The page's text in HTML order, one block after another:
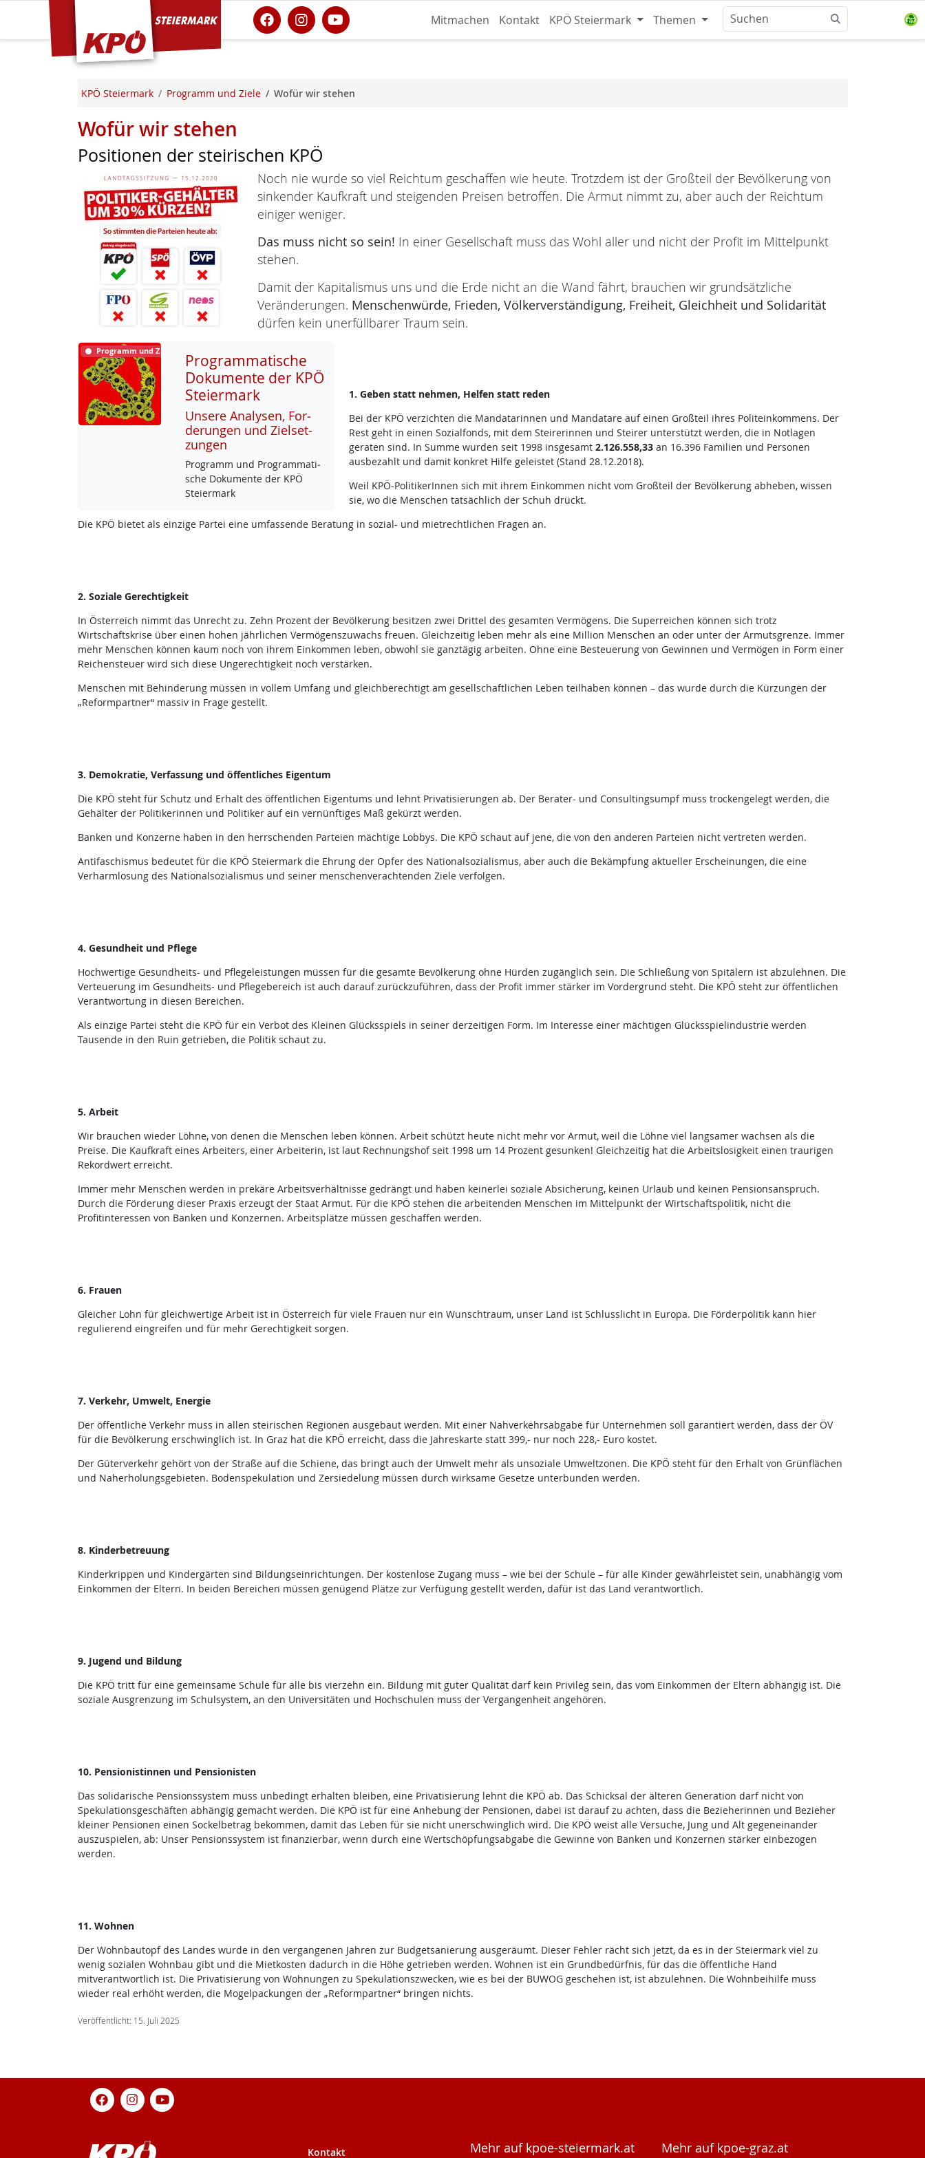
KPÖ Steiermark Mitmachen Kontakt KPÖ Steiermark Themen
KPÖ Steiermark Programm und Ziele Wofür wir stehen
Wofür wir stehen
Positionen der steirischen KPÖ
Noch nie wurde so viel Reichtum geschaffen wie heute. Trotzdem ist der Großteil der Bevölkerung von
sinkender Kaufkraft und steigenden Preisen betroffen. Die Armut nimmt zu, aber auch der Reichtum
einiger weniger.
Das muss nicht so sein! In einer Gesellschaft muss das Wohl aller und nicht der Profit im Mittelpunkt
stehen.
Damit der Kapitalismus uns und die Erde nicht an die Wand fährt, brauchen wir grundsätzliche
Veränderungen. Menschenwürde, Frieden, Völkerverständigung, Freiheit, Gleichheit und Solidarität
dürfen kein unerfüllbarer Traum sein.
Programm und Ziele
Programmatische
Dokumente der KPÖ
Steiermark
Un­se­re Ana­ly­sen, For­
de­run­gen und Ziel­set­
zun­gen
Pro­gramm und Pro­gram­ma­ti­
sche Do­ku­men­te der KPÖ
Stei­er­mark
1. Geben statt nehmen, Helfen statt reden
Bei der KPÖ verzichten die Mandatarinnen und Mandatare auf einen Großteil ihres Politeinkommens. Der
Rest geht in einen Sozialfonds, mit dem Steirerinnen und Steirer unterstützt werden, die in Notlagen
geraten sind. In Summe wurden seit 1998 insgesamt 2.126.558,33 an 16.396 Familien und Personen
ausbezahlt und damit konkret Hilfe geleistet (Stand 28.12.2018).
Weil KPÖ-PolitikerInnen sich mit ihrem Einkommen nicht vom Großteil der Bevölkerung abheben, wissen
sie, wo die Menschen tatsächlich der Schuh drückt.
Die KPÖ bietet als einzige Partei eine umfassende Beratung in sozial- und mietrechtlichen Fragen an.
2. Soziale Gerechtigkeit
In Österreich nimmt das Unrecht zu. Zehn Prozent der Bevölkerung besitzen zwei Drittel des gesamten Vermögens. Die Superreichen können sich trotz
Wirtschaftskrise über einen hohen jährlichen Vermögenszuwachs freuen. Gleichzeitig leben mehr als eine Million Menschen an oder unter der Armutsgrenze. Immer
mehr Menschen können kaum noch von ihrem Einkommen leben, obwohl sie ganztägig arbeiten. Ohne eine Besteuerung von Gewinnen und Vermögen in Form einer
Reichensteuer wird sich diese Ungerechtigkeit noch verstärken.
Menschen mit Behinderung müssen in vollem Umfang und gleichberechtigt am gesellschaftlichen Leben teilhaben können – das wurde durch die Kürzungen der
„Reformpartner“ massiv in Frage gestellt.
3. Demokratie, Verfassung und öffentliches Eigentum
Die KPÖ steht für Schutz und Erhalt des öffentlichen Eigentums und lehnt Privatisierungen ab. Der Berater- und Consultingsumpf muss trockengelegt werden, die
Gehälter der Politikerinnen und Politiker auf ein vernünftiges Maß gekürzt werden.
Banken und Konzerne haben in den herrschenden Parteien mächtige Lobbys. Die KPÖ schaut auf jene, die von den anderen Parteien nicht vertreten werden.
Antifaschismus bedeutet für die KPÖ Steiermark die Ehrung der Opfer des Nationalsozialismus, aber auch die Bekämpfung aktueller Erscheinungen, die eine
Verharmlosung des Nationalsozialismus und seiner menschenverachtenden Ziele verfolgen.
4. Gesundheit und Pflege
Hochwertige Gesundheits- und Pflegeleistungen müssen für die gesamte Bevölkerung ohne Hürden zugänglich sein. Die Schließung von Spitälern ist abzulehnen. Die
Verteuerung im Gesundheits- und Pflegebereich ist auch darauf zurückzuführen, dass der Profit immer stärker im Vordergrund steht. Die KPÖ steht zur öffentlichen
Verantwortung in diesen Bereichen.
Als einzige Partei steht die KPÖ für ein Verbot des Kleinen Glücksspiels in seiner derzeitigen Form. Im Interesse einer mächtigen Glücksspielindustrie werden
Tausende in den Ruin getrieben, die Politik schaut zu.
5. Arbeit
Wir brauchen wieder Löhne, von denen die Menschen leben können. Arbeit schützt heute nicht mehr vor Armut, weil die Löhne viel langsamer wachsen als die
Preise. Die Kaufkraft eines Arbeiters, einer Arbeiterin, ist laut Rechnungshof seit 1998 um 14 Prozent gesunken! Gleichzeitig hat die Arbeitslosigkeit einen traurigen
Rekordwert erreicht.
Immer mehr Menschen werden in prekäre Arbeitsverhältnisse gedrängt und haben keinerlei soziale Absicherung, keinen Urlaub und keinen Pensionsanspruch.
Durch die Förderung dieser Praxis erzeugt der Staat Armut. Für die KPÖ stehen die arbeitenden Menschen im Mittelpunkt der Wirtschaftspolitik, nicht die
Profitinteressen von Banken und Konzernen. Arbeitsplätze müssen geschaffen werden.
6. Frauen
Gleicher Lohn für gleichwertige Arbeit ist in Österreich für viele Frauen nur ein Wunschtraum, unser Land ist Schlusslicht in Europa. Die Förderpolitik kann hier
regulierend eingreifen und für mehr Gerechtigkeit sorgen.
7. Verkehr, Umwelt, Energie
Der öffentliche Verkehr muss in allen steirischen Regionen ausgebaut werden. Mit einer Nahverkehrsabgabe für Unternehmen soll garantiert werden, dass der ÖV
für die Bevölkerung erschwinglich ist. In Graz hat die KPÖ erreicht, dass die Jahreskarte statt 399,- nur noch 228,- Euro kostet.
Der Güterverkehr gehört von der Straße auf die Schiene, das bringt auch der Umwelt mehr als unsoziale Umweltzonen. Die KPÖ steht für den Erhalt von Grünflächen
und Naherholungsgebieten. Bodenspekulation und Zersiedelung müssen durch wirksame Gesetze unterbunden werden.
8. Kinderbetreuung
Kinderkrippen und Kindergärten sind Bildungseinrichtungen. Der kostenlose Zugang muss – wie bei der Schule – für alle Kinder gewährleistet sein, unabhängig vom
Einkommen der Eltern. In beiden Bereichen müssen genügend Plätze zur Verfügung gestellt werden, dafür ist das Land verantwortlich.
9. Jugend und Bildung
Die KPÖ tritt für eine gemeinsame Schule für alle bis vierzehn ein. Bildung mit guter Qualität darf kein Privileg sein, das vom Einkommen der Eltern abhängig ist. Die
soziale Ausgrenzung im Schulsystem, an den Universitäten und Hochschulen muss der Vergangenheit angehören.
10. Pensionistinnen und Pensionisten
Das solidarische Pensionssystem muss unbedingt erhalten bleiben, eine Privatisierung lehnt die KPÖ ab. Das Schicksal der älteren Generation darf nicht von
Spekulationsgeschäften abhängig gemacht werden. Die KPÖ ist für eine Anhebung der Pensionen, dabei ist darauf zu achten, dass die Bezieherinnen und Bezieher
kleiner Pensionen einen Sockelbetrag bekommen, damit das Leben für sie nicht unerschwinglich wird. Die KPÖ weist alle Versuche, Jung und Alt gegeneinander
auszuspielen, ab: Unser Pensionssystem ist finanzierbar, wenn durch eine Wertschöpfungsabgabe die Gewinne von Banken und Konzernen stärker einbezogen
werden.
11. Wohnen
Der Wohnbautopf des Landes wurde in den vergangenen Jahren zur Budgetsanierung ausgeräumt. Dieser Fehler rächt sich jetzt, da es in der Steiermark viel zu
wenig sozialen Wohnbau gibt und die Mietkosten dadurch in die Höhe getrieben werden. Wohnen ist ein Grundbedürfnis, für das die öffentliche Hand
mitverantwortlich ist. Die Privatisierung von Wohnungen zu Spekulationszwecken, wie es bei der BUWOG geschehen ist, ist abzulehnen. Die Wohnbeihilfe muss
wieder real erhöht werden, die Mogelpackungen der „Reformpartner“ bringen nichts.
Veröffentlicht: 15. Juli 2025
Kontakt Mehr auf kpoe-steiermark.at Mehr auf kpoe-graz.at